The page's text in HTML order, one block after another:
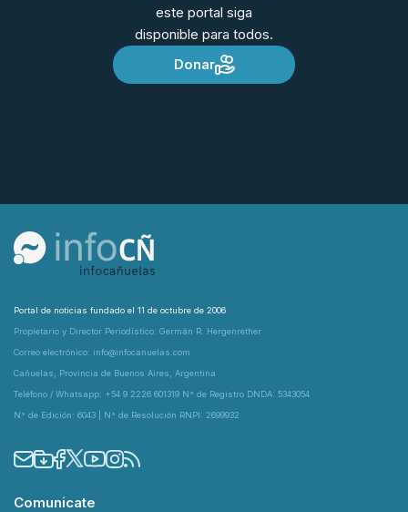
este portal siga
disponible para todos.
Donar
Portal de noticias fundado el 11 de octubre de 2006
Propietario y Director Periodístico: Germán R. Hergenrether
Correo electrónico: info@infocanuelas.com
Cañuelas, Provincia de Buenos Aires, Argentina
Teléfono / Whatsapp: +54 9 2226 601319 N° de Registro DNDA: 5343054
N° de Edición: 6043 | N° de Resolución RNPI: 2699932
Comunicate